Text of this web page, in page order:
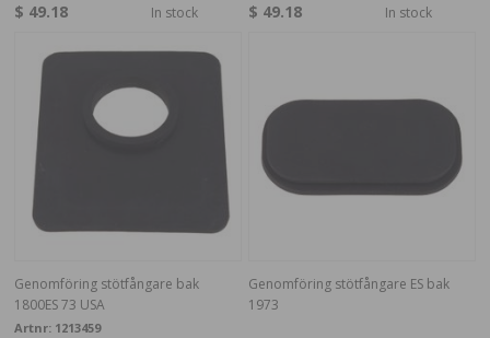
$ 49.18 In stock $ 49.18 In stock
Genomföring stötfångare bak
1800ES 73 USA
Artnr: 1213459
Genomföring stötfångare ES bak
1973